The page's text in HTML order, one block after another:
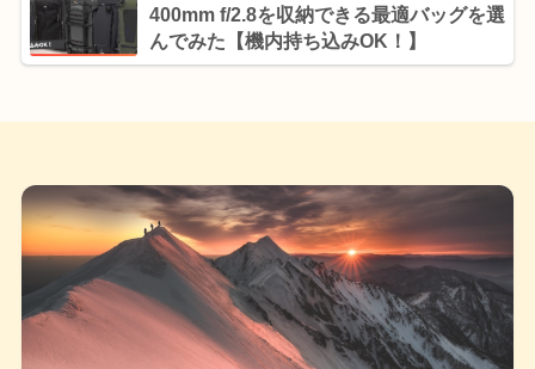
400mm f/2.8を収納できる最適バッグを選
んでみた【機内持ち込みOK！】